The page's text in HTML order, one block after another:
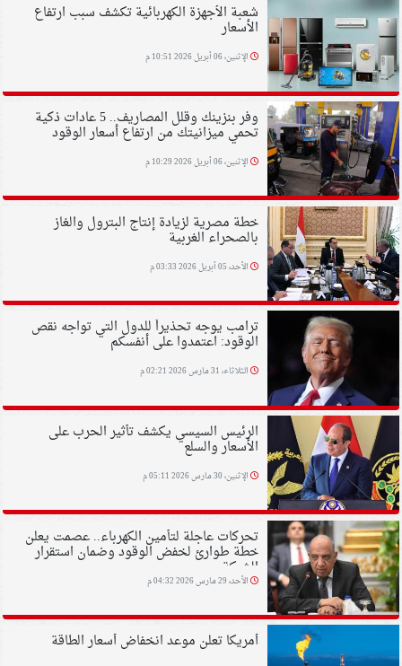
شعبة الأجهزة الكهربائية تكشف سبب ارتفاع
الأسعار
الإثنين، 06 أبريل 2026 10:51 م
وفر بنزينك وقلل المصاريف.. 5 عادات ذكية
تحمي ميزانيتك من ارتفاع أسعار الوقود
الإثنين، 06 أبريل 2026 10:29 م
خطة مصرية لزيادة إنتاج البترول والغاز
بالصحراء الغربية
الأحد، 05 أبريل 2026 03:33 م
ترامب يوجه تحذيراً للدول التي تواجه نقص
الوقود: اعتمدوا على أنفسكم
الثلاثاء، 31 مارس 2026 02:21 م
الرئيس السيسي يكشف تأثير الحرب على
الأسعار والسلع
الإثنين، 30 مارس 2026 05:11 م
تحركات عاجلة لتأمين الكهرباء.. عصمت يعلن
خطة طوارئ لخفض الوقود وضمان استقرار
الشبكة
الأحد، 29 مارس 2026 04:32 م
أمريكا تعلن موعد انخفاض أسعار الطاقة